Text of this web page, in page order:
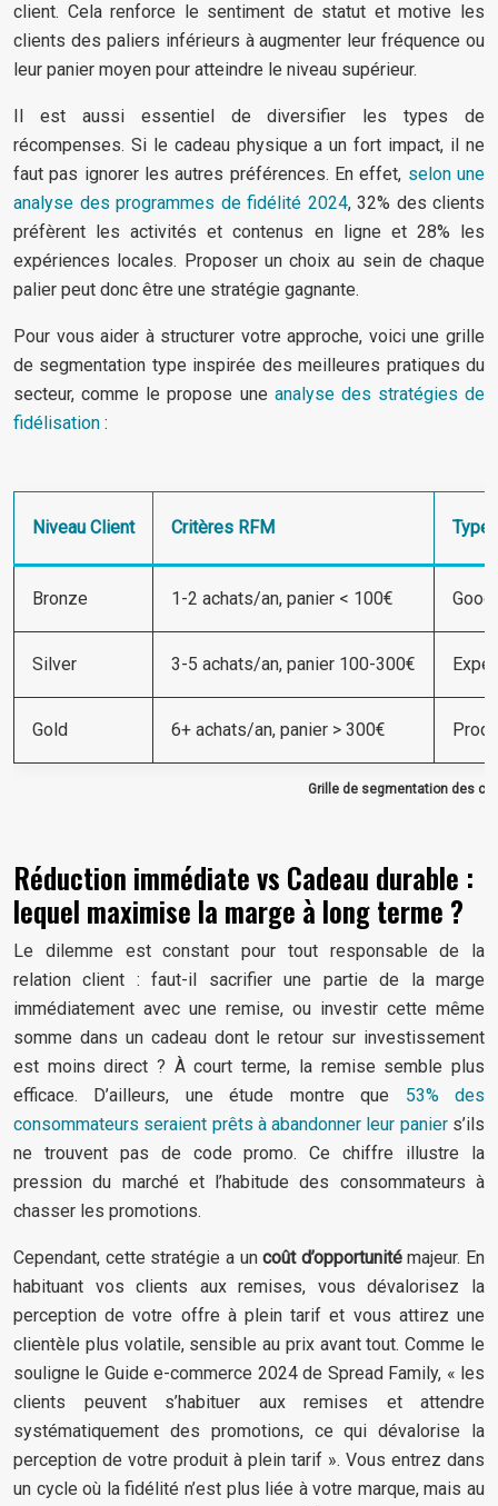
client. Cela renforce le sentiment de statut et motive les
clients des paliers inférieurs à augmenter leur fréquence ou
leur panier moyen pour atteindre le niveau supérieur.
Il est aussi essentiel de diversifier les types de
récompenses. Si le cadeau physique a un fort impact, il ne
faut pas ignorer les autres préférences. En effet, selon une
analyse des programmes de fidélité 2024, 32% des clients
préfèrent les activités et contenus en ligne et 28% les
expériences locales. Proposer un choix au sein de chaque
palier peut donc être une stratégie gagnante.
Pour vous aider à structurer votre approche, voici une grille
de segmentation type inspirée des meilleures pratiques du
secteur, comme le propose une analyse des stratégies de
fidélisation :
Grille de segmentation des
Niveau Client Critères RFM Type
Bronze 1-2 achats/an, panier < 100€
Silver 3-5 achats/an, panier 100-300€
Gold 6+ achats/an, panier > 300€
Réduction immédiate vs Cadeau durable :
lequel maximise la marge à long terme ?
Le dilemme est constant pour tout responsable de la
relation client : faut-il sacrifier une partie de la marge
immédiatement avec une remise, ou investir cette même
somme dans un cadeau dont le retour sur investissement
est moins direct ? À court terme, la remise semble plus
efficace. D’ailleurs, une étude montre que 53% des
consommateurs seraient prêts à abandonner leur paniers’ils
ne trouvent pas de code promo. Ce chiffre illustre la
pression du marché et l’habitude des consommateurs à
chasser les promotions.
Cependant, cette stratégie a uncoût d’opportunitémajeur. En
habituant vos clients aux remises, vous dévalorisez la
perception de votre offre à plein tarif et vous attirez une
clientèle plus volatile, sensible au prix avant tout. Comme le
souligne le Guide e-commerce 2024 de Spread Family, « les
clients peuvent s’habituer aux remises et attendre
systématiquement des promotions, ce qui dévalorise la
perception de votre produit à plein tarif ». Vous entrez dans
un cycle où la fidélité n’est plus liée à votre marque, mais au